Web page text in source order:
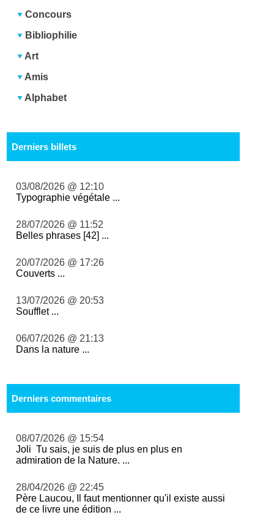
Concours
Bibliophilie
Art
Amis
Alphabet
Derniers billets
03/08/2026 @ 12:10
Typographie végétale ...
28/07/2026 @ 11:52
Belles phrases [42] ...
20/07/2026 @ 17:26
Couverts ...
13/07/2026 @ 20:53
Soufflet ...
06/07/2026 @ 21:13
Dans la nature ...
Derniers commentaires
08/07/2026 @ 15:54
Joli Tu sais, je suis de plus en plus en
admiration de la Nature. ...
28/04/2026 @ 22:45
Père Laucou, Il faut mentionner qu'il existe aussi
de ce livre une édition ...